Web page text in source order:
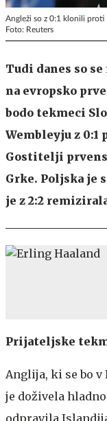
Angleži so z 0:1 klonili proti
Foto: Reuters
Tudi danes so
na evropsko
bodo tekmeci
Wembleyju z
Gostitelji
Grke. Poljska je
je z 2:2
Prijateljske
Anglija, ki se bo
je doživela
odpravila